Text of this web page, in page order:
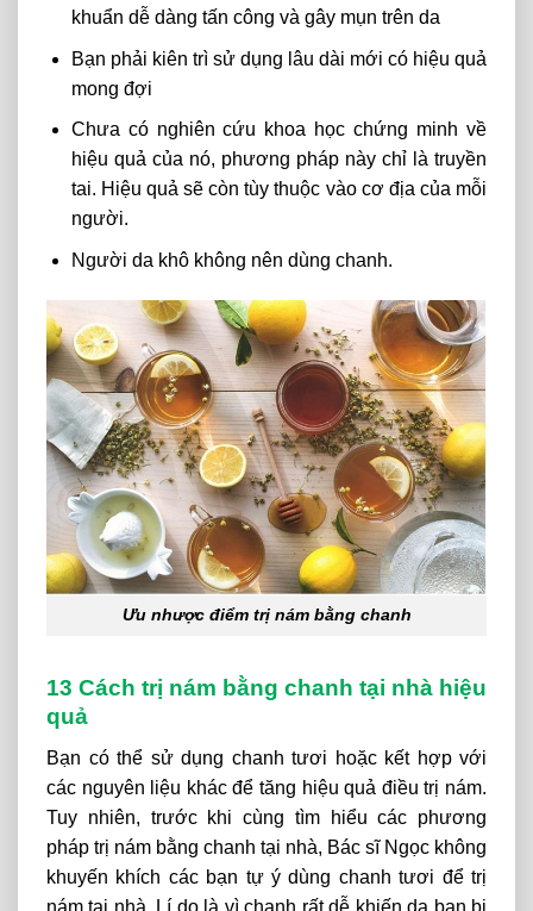
khuẩn dễ dàng tấn công và gây mụn trên da
Bạn phải kiên trì sử dụng lâu dài mới có hiệu quả
mong đợi
Chưa có nghiên cứu khoa học chứng minh về
hiệu quả của nó, phương pháp này chỉ là truyền
tai. Hiệu quả sẽ còn tùy thuộc vào cơ địa của mỗi
người.
Người da khô không nên dùng chanh.
Ưu nhược điểm trị nám bằng chanh
13 Cách trị nám bằng chanh tại nhà hiệu
quả
Bạn cóthể sử dụng chanh tươi hoặc kết hợp với
các nguyên liệu khác để tăng hiệu quả điều trị nám.
Tuy nhiên, trước khi cùng tìm hiểu các phương
pháp trị nám bằng chanh tại nhà, Bác sĩ Ngọc không
khuyến khích các bạn tự ý dùng chanh tươi để trị
nám tại nhà. Lí do là vì chanh rất dễ khiến da bạn bị